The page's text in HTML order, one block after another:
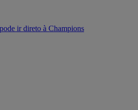
ir direto à Champions